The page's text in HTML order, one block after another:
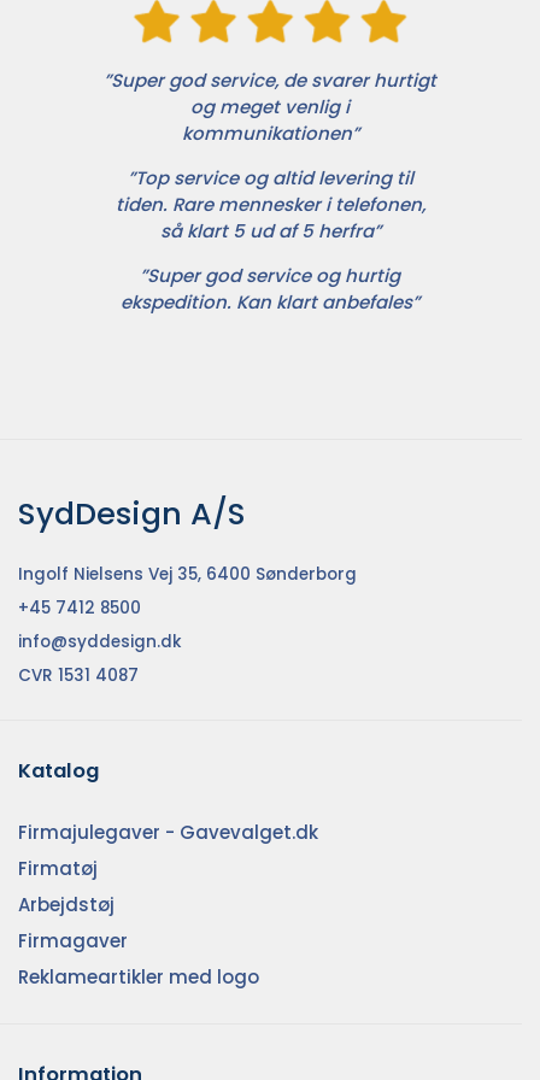
”Super god service, de svarer hurtigt
og meget venlig i
kommunikationen”
”Top service og altid levering til
tiden. Rare mennesker i telefonen,
så klart 5 ud af 5 herfra”
”Super god service og hurtig
ekspedition. Kan klart anbefales”
SydDesign A/S
Ingolf Nielsens Vej 35, 6400 Sønderborg
+45 7412 8500
info@syddesign.dk
CVR 1531 4087
Katalog
Firmajulegaver - Gavevalget.dk
Firmatøj
Arbejdstøj
Firmagaver
Reklameartikler med logo
Information